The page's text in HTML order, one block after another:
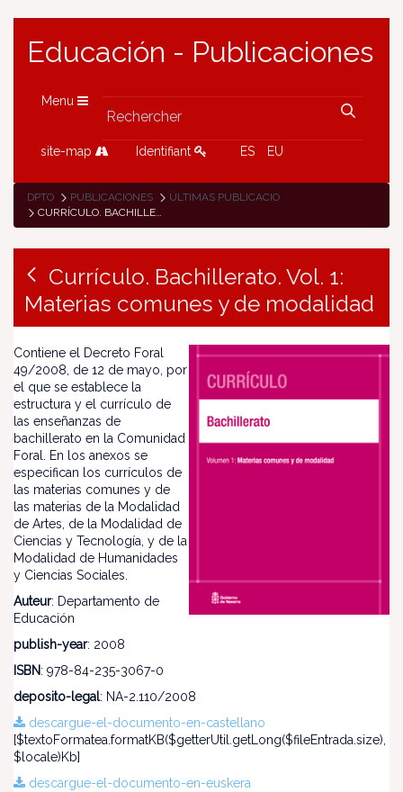
Educación - Publicaciones
Menu
site-map Identifiant ES EU
DPTO PUBLICACIONES
ÚLTIMAS PUBLICACIONES
CURRÍCULO. BACHILLERATO. VOL. 1: MATERIAS COMUNES Y DE MODALIDAD
Currículo. Bachillerato. Vol. 1:
Materias comunes y de modalidad
Contiene el Decreto Foral
49/2008, de 12 de mayo, por
el que se establece la
estructura y el currículo de
las enseñanzas de
bachillerato en la Comunidad
Foral. En los anexos se
especifican los currículos de
las materias comunes y de
las materias de la Modalidad
de Artes, de la Modalidad de
Ciencias y Tecnología, y de la
Modalidad de Humanidades
y Ciencias Sociales.
Auteur: Departamento de
Educación
publish-year: 2008
ISBN: 978-84-235-3067-0
deposito-legal: NA-2.110/2008
descargue-el-documento-en-castellano
[$textoFormatea.formatKB($getterUtil.getLong($fileEntrada.size),
$locale)Kb]
descargue-el-documento-en-euskera